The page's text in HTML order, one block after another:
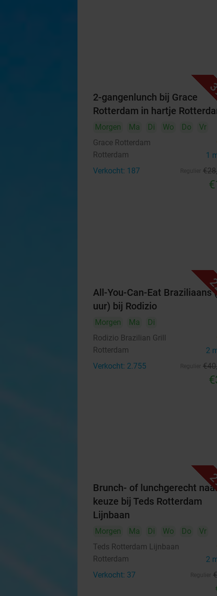
2-gangenlunch bij Grace
Rotterdam in hartje
Morgen Ma Di Wo Do
Vr
Grace Rotterdam
Rotterdam 1
Verkocht: 187 €28
All-You-Can-Eat Braziliaans
uur) bij Rodizio
Morgen Ma
Di
Rodizio Brazilian Grill
Rotterdam 2
Verkocht: 2.755 €40
Brunch- of lunchgerecht
keuze bij Teds Rotterdam
Lijnbaan
Morgen Ma Di Wo Do
Vr
Teds Rotterdam Lijnbaan
Rotterdam 2
Verkocht: 37